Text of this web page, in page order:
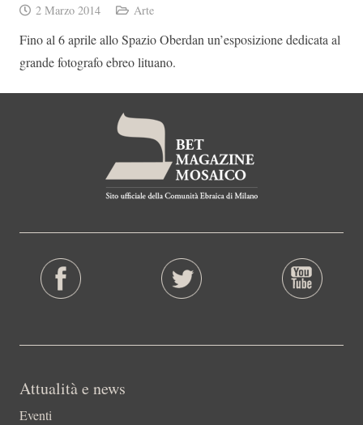
2 Marzo 2014 Arte
Fino al 6 aprile allo Spazio Oberdan un’esposizione dedicata al
grande fotografo ebreo lituano.
Attualità e news
Eventi